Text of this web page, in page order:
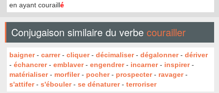
en ayant couraillé
Conjugaison similaire du verbe courailler
baigner- carrer- cliquer- décimaliser- dégalonner- dériver
- échancrer- emblaver- engendrer- incarner- inspirer-
matérialiser- morfiler- pocher- prospecter- ravager-
s'attifer- s'ébouler- se dénaturer- terroriser